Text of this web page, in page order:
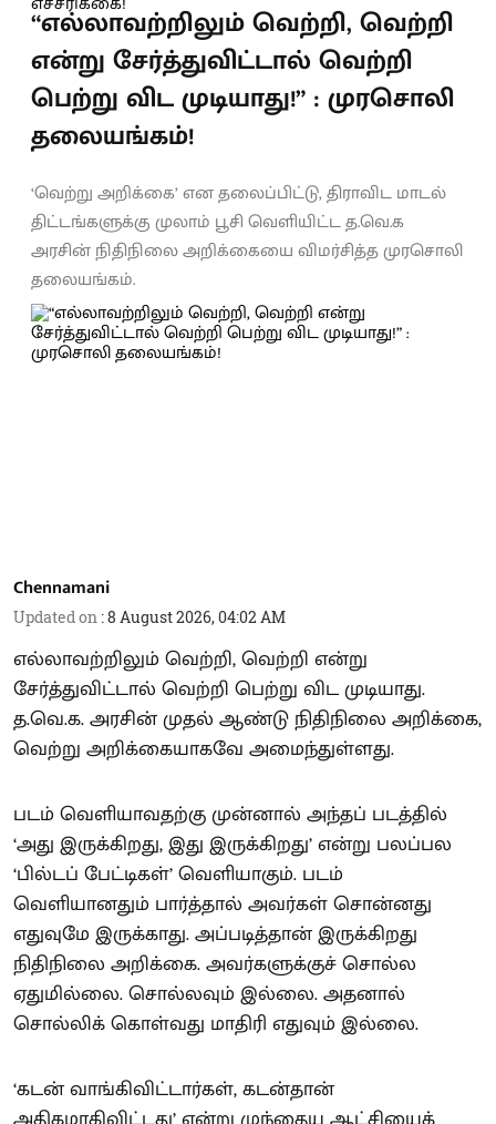
“எல்லாவற்றிலும் வெற்றி, வெற்றி
என்று சேர்த்துவிட்டால் வெற்றி
பெற்று விட முடியாது!” : முரசொலி
தலையங்கம்!
‘வெற்று அறிக்கை’ என தலைப்பிட்டு, திராவிட மாடல்
திட்டங்களுக்கு முலாம் பூசி வெளியிட்ட த.வெ.க
அரசின் நிதிநிலை அறிக்கையை விமர்சித்த முரசொலி
தலையங்கம்.
Chennamani
Updated on :8 August 2026, 04:02 AM
எல்லாவற்றிலும் வெற்றி, வெற்றி என்று
சேர்த்துவிட்டால் வெற்றி பெற்று விட முடியாது.
த.வெ.க. அரசின் முதல் ஆண்டு நிதிநிலை அறிக்கை,
வெற்று அறிக்கையாகவே அமைந்துள்ளது.
படம் வெளியாவதற்கு முன்னால் அந்தப் படத்தில்
‘அது இருக்கிறது, இது இருக்கிறது’ என்று பலப்பல
‘பில்டப் பேட்டிகள்’ வெளியாகும். படம்
வெளியானதும் பார்த்தால் அவர்கள் சொன்னது
எதுவுமே இருக்காது. அப்படித்தான் இருக்கிறது
நிதிநிலை அறிக்கை. அவர்களுக்குச் சொல்ல
ஏதுமில்லை. சொல்லவும் இல்லை. அதனால்
சொல்லிக் கொள்வது மாதிரி எதுவும் இல்லை.
‘கடன் வாங்கிவிட்டார்கள், கடன்தான்